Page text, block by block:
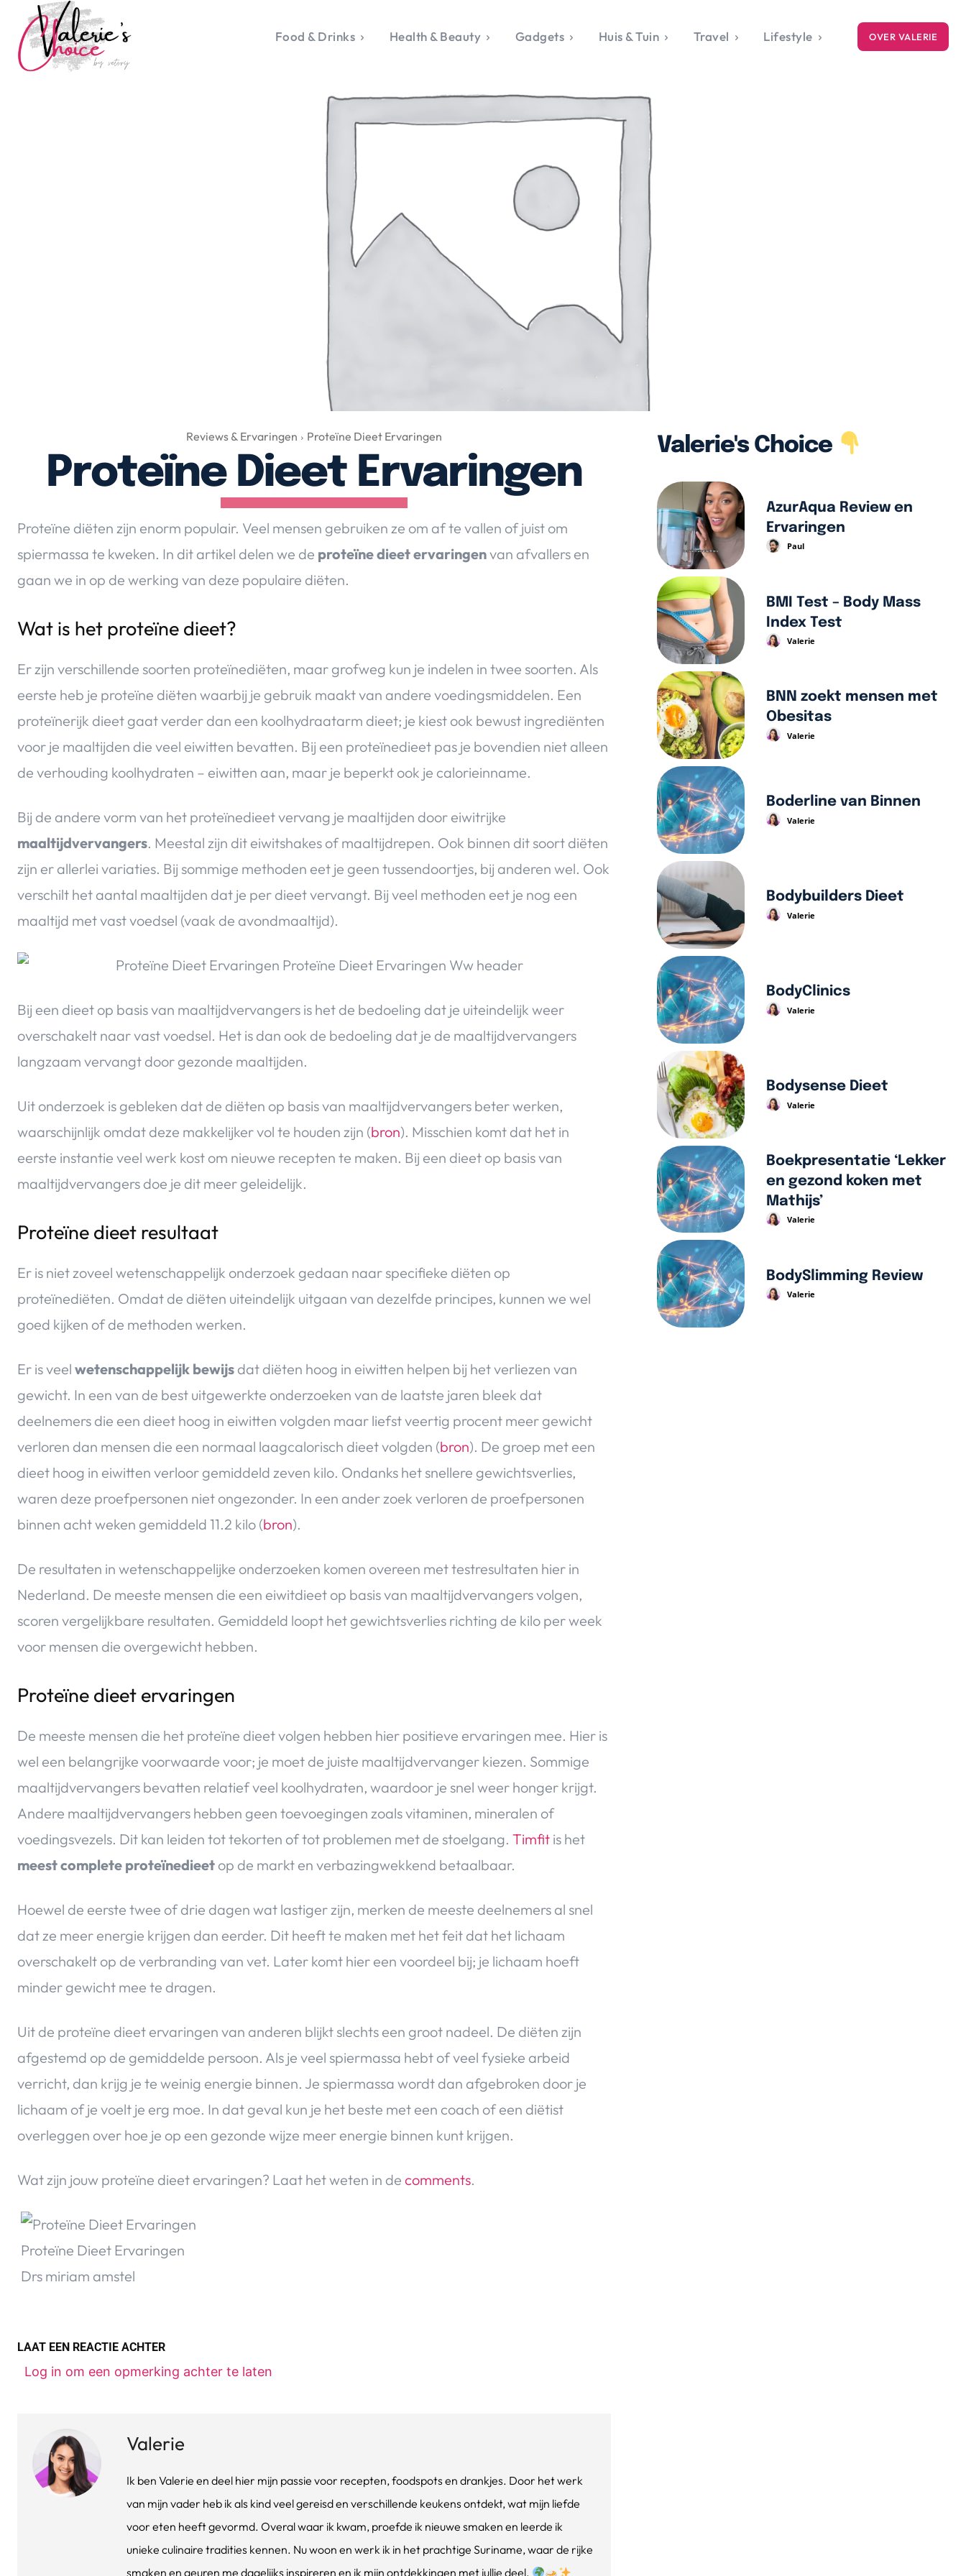
Travel & Culture
Food & Drinks
Happyness & Opmerkelijk
Lifestyle, Sport &
Duurzaamheid
Gadgets & Tech
Top 5 van Valerie
Health & Beauty
Huis & Tuin
Nieuws & Media
Over Valerie
De Top 5
Gadgets
Lifestyle
Food & Drinks Health & Beauty Gadgets Huis & Tuin Travel Lifestyle OVER VALERIE
Reviews & Ervaringen Proteïne Dieet Ervaringen
Proteïne Dieet Ervaringen
Proteïne diëten zijn enorm populair. Veel mensen gebruiken ze om af te vallen of juist om
spiermassa te kweken. In dit artikel delen we de proteïne dieet ervaringenvan afvallers en
gaan we in op de werking van deze populaire diëten.
Wat is het proteïne dieet?
Er zijn verschillende soorten proteïnediëten, maar grofweg kun je indelen in twee soorten. Als
eerste heb je proteïne diëten waarbij je gebruik maakt van andere voedingsmiddelen. Een
proteïnerijk dieet gaat verder dan een koolhydraatarm dieet; je kiest ook bewust ingrediënten
voor je maaltijden die veel eiwitten bevatten. Bij een proteïnedieet pas je bovendien niet alleen
de verhouding koolhydraten – eiwitten aan, maar je beperkt ook je calorieinname.
Bij de andere vorm van het proteïnedieet vervang je maaltijden door eiwitrijke
maaltijdvervangers. Meestal zijn dit eiwitshakes of maaltijdrepen. Ook binnen dit soort diëten
zijn er allerlei variaties. Bij sommige methoden eet je geen tussendoortjes, bij anderen wel. Ook
verschilt het aantal maaltijden dat je per dieet vervangt. Bij veel methoden eet je nog een
maaltijd met vast voedsel (vaak de avondmaaltijd).
Bij een dieet op basis van maaltijdvervangers is het de bedoeling dat je uiteindelijk weer
overschakelt naar vast voedsel. Het is dan ook de bedoeling dat je de maaltijdvervangers
langzaam vervangt door gezonde maaltijden.
Uit onderzoek is gebleken dat de diëten op basis van maaltijdvervangers beter werken,
waarschijnlijk omdat deze makkelijker vol te houden zijn (bron). Misschien komt dat het in
eerste instantie veel werk kost om nieuwe recepten te maken. Bij een dieet op basis van
maaltijdvervangers doe je dit meer geleidelijk.
Proteïne dieet resultaat
Er is niet zoveel wetenschappelijk onderzoek gedaan naar specifieke diëten op
proteïnediëten. Omdat de diëten uiteindelijk uitgaan van dezelfde principes, kunnen we wel
goed kijken of de methoden werken.
Er is veel wetenschappelijk bewijs dat diëten hoog in eiwitten helpen bij het verliezen van
gewicht. In een van de best uitgewerkte onderzoeken van de laatste jaren bleek dat
deelnemers die een dieet hoog in eiwitten volgden maar liefst veertig procent meer gewicht
verloren dan mensen die een normaal laagcalorisch dieet volgden (bron). De groep met een
dieet hoog in eiwitten verloor gemiddeld zeven kilo. Ondanks het snellere gewichtsverlies,
waren deze proefpersonen niet ongezonder. In een ander zoek verloren de proefpersonen
binnen acht weken gemiddeld 11.2 kilo (bron).
De resultaten in wetenschappelijke onderzoeken komen overeen met testresultaten hier in
Nederland. De meeste mensen die een eiwitdieet op basis van maaltijdvervangers volgen,
scoren vergelijkbare resultaten. Gemiddeld loopt het gewichtsverlies richting de kilo per week
voor mensen die overgewicht hebben.
Proteïne dieet ervaringen
De meeste mensen die het proteïne dieet volgen hebben hier positieve ervaringen mee. Hier is
wel een belangrijke voorwaarde voor; je moet de juiste maaltijdvervanger kiezen. Sommige
maaltijdvervangers bevatten relatief veel koolhydraten, waardoor je snel weer honger krijgt.
Andere maaltijdvervangers hebben geen toevoegingen zoals vitaminen, mineralen of
voedingsvezels. Dit kan leiden tot tekorten of tot problemen met de stoelgang. Timfit is het
meest complete proteïnedieet op de markt en verbazingwekkend betaalbaar.
Hoewel de eerste twee of drie dagen wat lastiger zijn, merken de meeste deelnemers al snel
dat ze meer energie krijgen dan eerder. Dit heeft te maken met het feit dat het lichaam
overschakelt op de verbranding van vet. Later komt hier een voordeel bij; je lichaam hoeft
minder gewicht mee te dragen.
Uit de proteïne dieet ervaringen van anderen blijkt slechts een groot nadeel. De diëten zijn
afgestemd op de gemiddelde persoon. Als je veel spiermassa hebt of veel fysieke arbeid
verricht, dan krijg je te weinig energie binnen. Je spiermassa wordt dan afgebroken door je
lichaam of je voelt je erg moe. In dat geval kun je het beste met een coach of een diëtist
overleggen over hoe je op een gezonde wijze meer energie binnen kunt krijgen.
Wat zijn jouw proteïne dieet ervaringen? Laat het weten in de comments.
LAAT EEN REACTIE ACHTER
Log in om een opmerking achter te laten
Valerie
Ik ben Valerie en deel hier mijn passie voor recepten, foodspots en drankjes. Door het werk
van mijn vader heb ik als kind veel gereisd en verschillende keukens ontdekt, wat mijn liefde
voor eten heeft gevormd. Overal waar ik kwam, proefde ik nieuwe smaken en leerde ik
unieke culinaire tradities kennen. Nu woon en werk ik in het prachtige Suriname, waar de rijke
smaken en geuren me dagelijks inspireren en ik mijn ontdekkingen met jullie deel.
Valerie's Choice
AzurAqua Review en
Ervaringen
Paul
BMI Test – Body Mass
Index Test
Valerie
BNN zoekt mensen met
Obesitas
Valerie
Boderline van Binnen
Valerie
Bodybuilders Dieet
Valerie
BodyClinics
Valerie
Bodysense Dieet
Valerie
Boekpresentatie ‘Lekker
en gezond koken met
Mathijs’
Valerie
BodySlimming Review
Valerie